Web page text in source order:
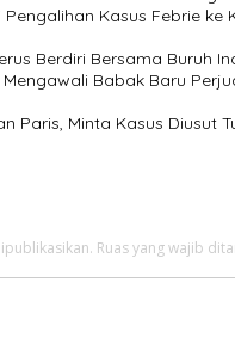
Pengalihan Kasus Febrie ke
Berdiri Bersama Buruh
Mengawali Babak Baru
Paris, Minta Kasus Diusut
Ruas yang wajib